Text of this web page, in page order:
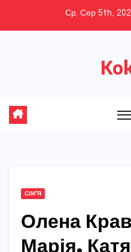
Ср. Сер 5th,
СІМ'Я
Олена
Марія,